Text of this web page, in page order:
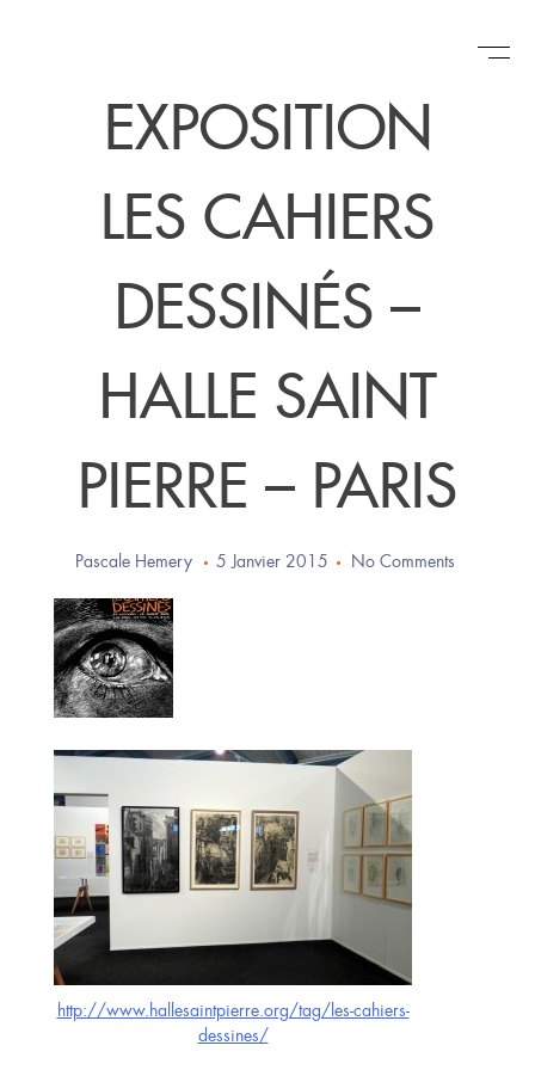
EXPOSITION
LES CAHIERS
DESSINÉS –
HALLE SAINT
PIERRE – PARIS
Pascale Hemery 5 Janvier 2015 No Comments
http://www.hallesaintpierre.org/tag/les-cahiers-
dessines/